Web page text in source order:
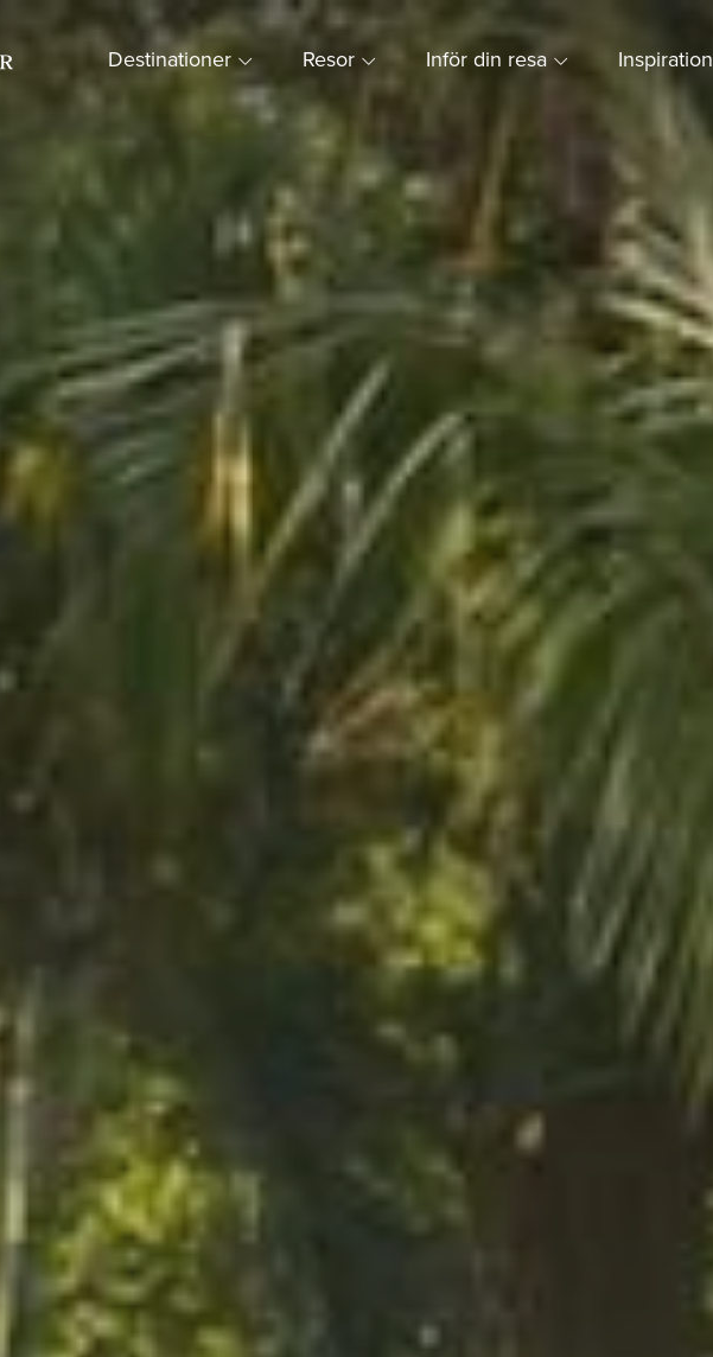
Destinationer Resor Inför din resa Inspiration